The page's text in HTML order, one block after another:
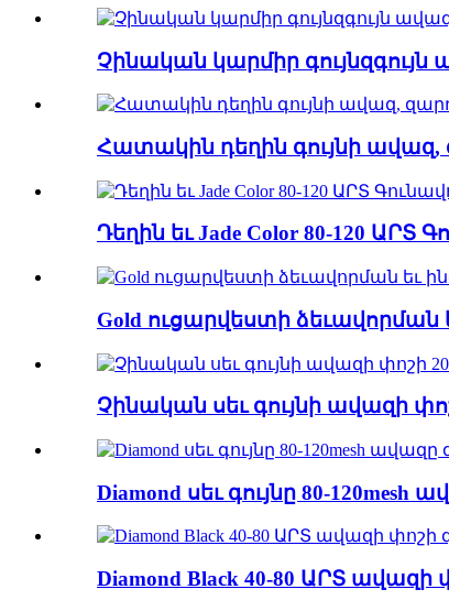
Չինական կարմիր
Հատակին դեղին գույնի
Դեղին եւ Jade Color 80-120
Gold ուցարվեստի
Չինական սեւ գույնի ավազի
Diamond սեւ գույնը 80-
Diamond Black 40-80 ԱՐՏ